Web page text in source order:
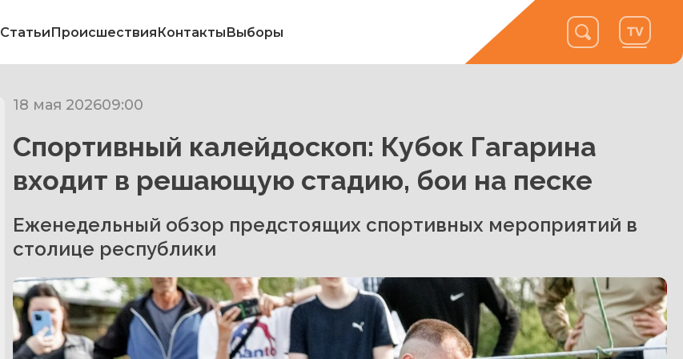
СтатьиПроисшествияКонтактыВыборы
18 мая 202609:00
Спортивный калейдоскоп: Кубок Гагарина
входит в решающую стадию, бои на песке
Еженедельный обзор предстоящих спортивных мероприятий в
столице республики